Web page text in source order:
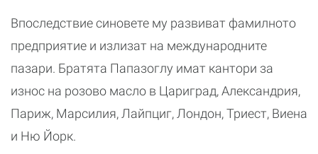
Впоследствие синовете му развиват фамилното
предприятие и излизат на международните
пазари. Братята Папазоглу имат кантори за
износ на розово масло в Цариград, Александрия,
Париж, Марсилия, Лайпциг, Лондон, Триест, Виена
и Ню Йорк.